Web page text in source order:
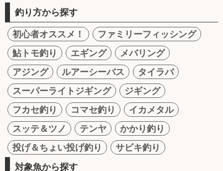
釣り方から探す
初心者オススメ！
ファミリーフィッシング
鮎トモ釣り
エギング
メバリング
アジング
ルアーシーバス
タイラバ
スーパーライトジギング
ジギング
フカセ釣り
コマセ釣り
イカメタル
スッテ＆ツノ
テンヤ
かかり釣り
投げ＆ちょい投げ釣り
サビキ釣り
対象魚から探す